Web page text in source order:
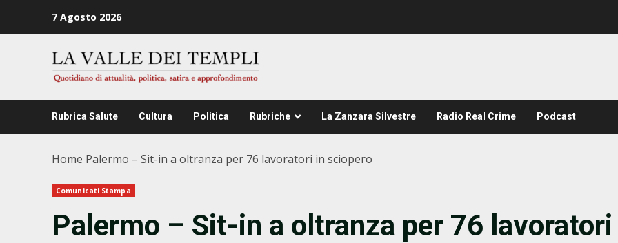
7 Agosto 2026
Rubrica Salute Cultura Politica Rubriche La Zanzara Silvestre Radio Real Crime Podcast
Home Palermo – Sit-in a oltranza per 76 lavoratori in sciopero
Comunicati Stampa
Palermo – Sit-in a oltranza per 76 lavoratori